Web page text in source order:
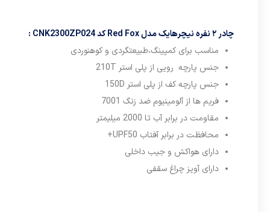
طولانی
چادر ۲ نفره نیچرهایک مدل Red Fox کد CNK2300ZP024 :
مناسب برای کمپینگ،طبیعتگردی و کوهنوردی
جنس پارچه رویی از پلی استر 210T
جنس پارچه کف از پلی استر 150D
فریم ها از آلومینیوم ضد زنگ 7001
مقاومت در برابر آب تا 2000 میلیمتر
محافظت در برابر آفتاب UPF50+
دارای هواکش و جیب داخلی
دارای آویز چراغ سقفی